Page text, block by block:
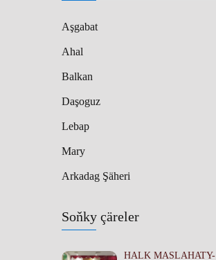
Aşgabat
Ahal
Balkan
Daşoguz
Lebap
Mary
Arkadag Şäheri
Soňky çäreler
HALK MASLAHATY-